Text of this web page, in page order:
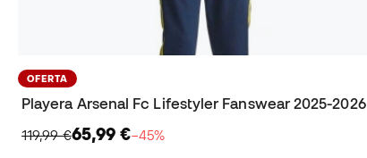
OFERTA
Playera Arsenal Fc Lifestyler Fanswear 2025-2026
119,99 €65,99 €−45%